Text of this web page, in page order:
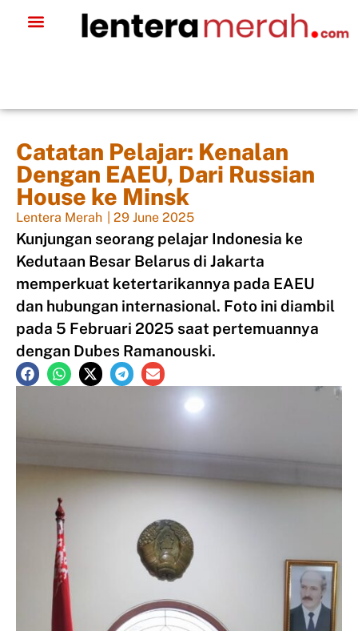
Catatan Pelajar: Kenalan
Dengan EAEU, Dari Russian
House ke Minsk
Lentera Merah 29 June 2025
Kunjungan seorang pelajar Indonesia ke
Kedutaan Besar Belarus di Jakarta
memperkuat ketertarikannya pada EAEU
dan hubungan internasional. Foto ini diambil
pada 5 Februari 2025 saat pertemuannya
dengan Dubes Ramanouski.